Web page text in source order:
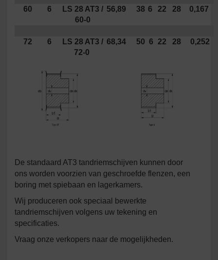
60 6
LS 28 AT3 /
60-0
56,89 38 6 22 28 0,167
72 6
LS 28 AT3 /
72-0
68,34 50 6 22 28 0,252
De standaard AT3 tandriemschijven kunnen door
ons worden voorzien van geschroefde flenzen, een
boring met spiebaan en lagerkamers.
Wij produceren ook speciaal bewerkte
tandriemschijven volgens uw tekening en
specificaties.
Vraag onze verkopers naar de mogelijkheden.